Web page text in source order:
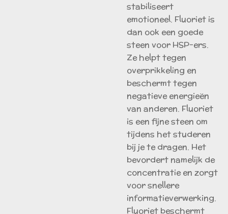
stabiliseert
emotioneel. Fluoriet is
dan ook een goede
steen voor HSP-ers.
Ze helpt tegen
overprikkeling en
beschermt tegen
negatieve energieën
van anderen. Fluoriet
is een fijne steen om
tijdens het studeren
bij je te dragen. Het
bevordert namelijk de
concentratie en zorgt
voor snellere
informatieverwerking.
Fluoriet beschermt